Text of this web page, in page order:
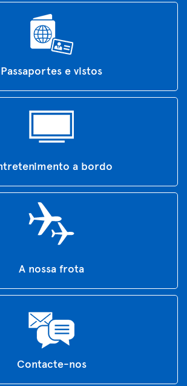
Passaportes e vistos
a bordo
A nossa frota
Contacte-nos